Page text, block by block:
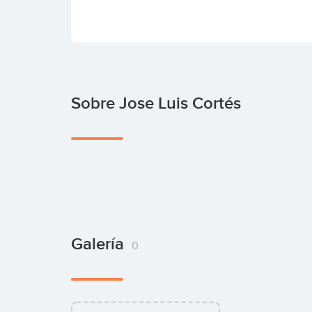
Sobre Jose Luis Cortés
Galería 0